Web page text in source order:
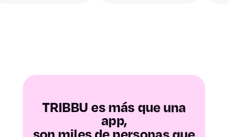
Santa Cruz de
Tenerife
TRIBBU es más que una
app,